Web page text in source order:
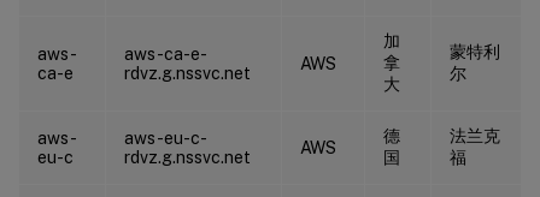
aws-
ca-e
aws-ca-e-
rdvz.g.nssvc.net
AWS
加
拿
大
蒙特利
尔
aws-
eu-c
aws-eu-c-
rdvz.g.nssvc.net
AWS
德
国
法兰克
福